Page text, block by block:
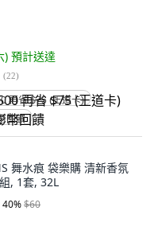
) 預計送達
(22)
再省 $75 (王道卡)
回饋
舞水痕 袋樂購 清新香氛
, 1套, 32L
40%$60